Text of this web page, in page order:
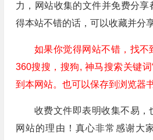
力，网站收集的文件并免费分
得本站不错的话，可以收藏并分
如果你觉得网站不错，找不
360搜搜，搜狗, 神马搜索关键
到本网站。也可以保存到浏览器
收费文件即表明收集不易，
网站的理由！真心非常感谢大